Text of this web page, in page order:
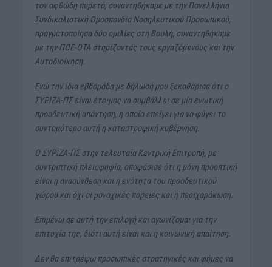
τον αφθώδη πυρετό, συναντηθήκαμε με την Πανελλήνια
Συνδικαλιστική Ομοσπονδία Νοσηλευτικού Προσωπικού,
πραγματοποίησα δύο ομιλίες στη Βουλή, συναντηθήκαμε
με την ΠΟΕ-ΟΤΑ στηρίζοντας τους εργαζόμενους και την
Αυτοδιοίκηση.
Ενώ την ίδια εβδομάδα με δήλωσή μου ξεκαθάρισα ότι ο
ΣΥΡΙΖΑ-ΠΣ είναι έτοιμος να συμβάλλει σε μία ενωτική
προοδευτική απάντηση, η οποία επείγει για να φύγει το
συντομότερο αυτή η καταστροφική κυβέρνηση.
Ο ΣΥΡΙΖΑ-ΠΣ στην τελευταία Κεντρική Επιτροπή, με
συντριπτική πλειοψηφία, αποφάσισε ότι η μόνη προοπτική
είναι η ανασύνθεση και η ενότητα του προοδευτικού
χώρου και όχι οι μοναχικές πορείες και η περιχαράκωση.
Επιμένω σε αυτή την επιλογή και αγωνίζομαι για την
επιτυχία της, διότι αυτή είναι και η κοινωνική απαίτηση.
Δεν θα επιτρέψω προσωπικές στρατηγικές και φήμες να